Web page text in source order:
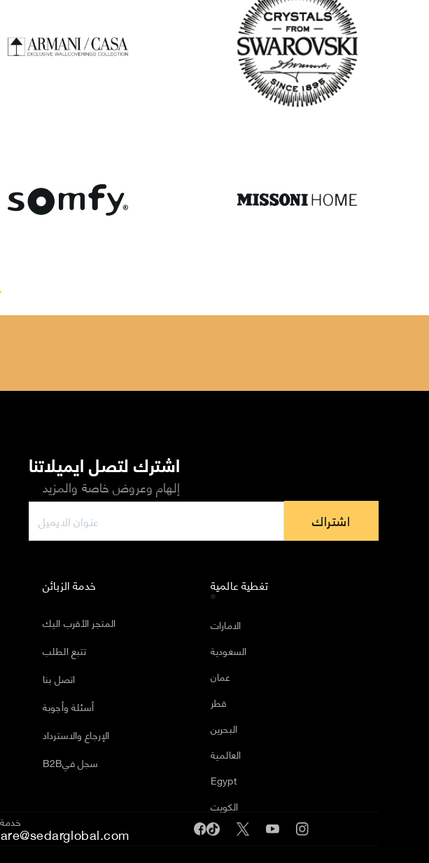
اشترك لتصل ايميلاتنا
إلهام وعروض خاصة والمزيد
اشتراك
خدمة الزبائن
المتجر الأقرب اليك
تتبع الطلب
اتصل بنا
أسئلة وأجوبة
الإرجاع والاسترداد
B2Bسجل في
تغطية عالمية
الامارات
السعودية
عمان
قطر
البحرين
العالمية
Egypt
الكويت